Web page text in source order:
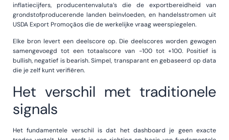
inflatiecijfers, producentenvaluta’s die de exportbereidheid van
grondstofproducerende landen beïnvloeden, en handelsstromen uit
USDA Export Promoçãos die de werkelijke vraag weerspiegelen.
Elke bron levert een deelscore op. Die deelscores worden gewogen
samengevoegd tot een totaalscore van -100 tot +100. Positief is
bullish, negatief is bearish. Simpel, transparant en gebaseerd op data
die je zelf kunt verifiëren.
Het verschil met traditionele
signals
Het fundamentele verschil is dat het dashboard je geen exacte